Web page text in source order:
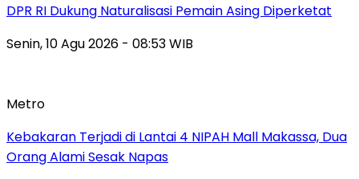
DPR RI Dukung Naturalisasi Pemain Asing Diperketat
Senin, 10 Agu 2026 - 08:53 WIB
Metro
Kebakaran Terjadi di Lantai 4 NIPAH Mall Makassa, Dua
Orang Alami Sesak Napas